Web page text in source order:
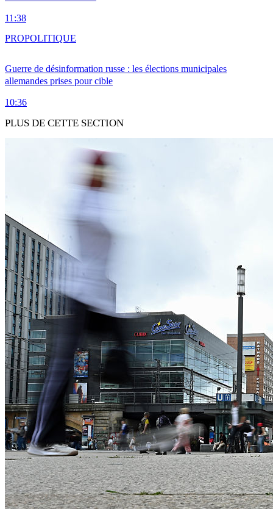
11:38
Guerre de désinformation russe : les élections municipales
allemandes prises pour cible
10:36
PROPOLITIQUE
PLUS DE CETTE SECTION